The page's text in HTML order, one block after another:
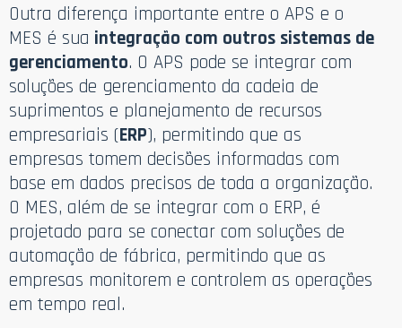
Outra diferença importante entre o APS e o
MES é sua integração com outros sistemas de
gerenciamento. O APS pode se integrar com
soluções de gerenciamento da cadeia de
suprimentos e planejamento de recursos
empresariais (ERP), permitindo que as
empresas tomem decisões informadas com
base em dados precisos de toda a organização.
O MES, além de se integrar com o ERP, é
projetado para se conectar com soluções de
automação de fábrica, permitindo que as
empresas monitorem e controlem as operações
em tempo real.